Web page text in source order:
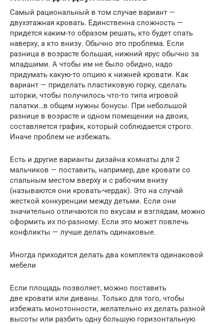
Самый рациональный в том случае вариант —
двухэтажная кровать. Единственна сложность —
придется каким-то образом решать, кто будет спать
наверху, а кто внизу. Обычно это проблема. Если
разница в возрасте большая, нижний ярус обычно за
младшими. А чтобы им не было обидно, надо
придумать какую-то опцию к нижней кровати. Как
вариант — приделать пластиковую горку, сделать
шторки, чтобы получилось что-то типа игровой
палатки…в общем нужны бонусы. При небольшой
разнице в возрасте и одном помещении на двоих,
составляется график, который соблюдается строго.
Иначе проблем не избежать.
Есть и другие варианты дизайна комнаты для 2
мальчиков — поставить, например, две кровати со
спальным местом вверху и с рабочим внизу
(называются они кровать-чердак). Это на случай
жесткой конкуренции между детьми. Если они
значительно отличаются по вкусам и взглядам, можно
оформить их по-разному. Если это может повлечь
конфликты — лучше делать одинаковые.
Иногда приходится делать два комплекта одинаковой
мебели
Если площадь позволяет, можно поставить
две кровати или диваны. Только для того, чтобы
избежать монотонности, желательно их делать разной
высоты или разбить одну большую горизонтальную